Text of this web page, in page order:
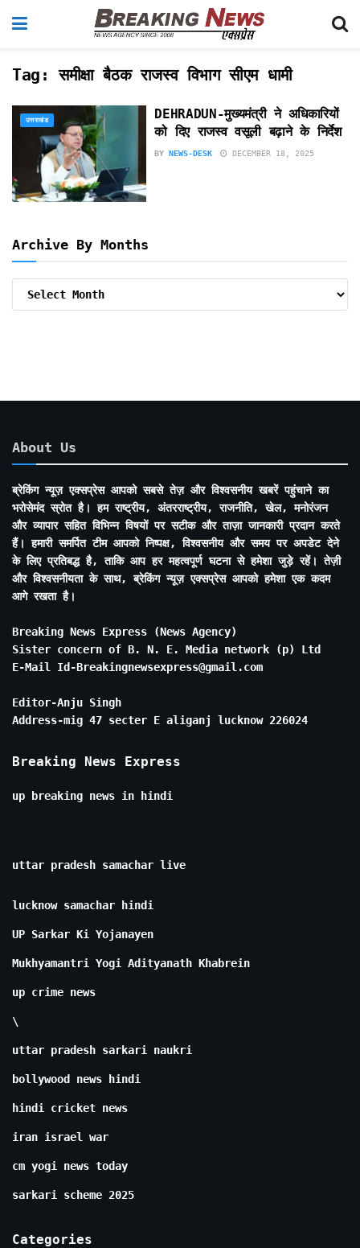
Tag:समीक्षा बैठक राजस्व विभाग सीएम धामी
उत्तराखंड
DEHRADUN-मुख्यमंत्री ने अधिकारियों
को दिए राजस्व वसूली बढ़ाने के निर्देश
BY NEWS-DESK DECEMBER 18, 2025
Archive By Months
About Us
ब्रेकिंग न्यूज़ एक्सप्रेस आपको सबसे तेज़ और विश्वसनीय खबरें पहुंचाने का
भरोसेमंद स्रोत है। हम राष्ट्रीय, अंतरराष्ट्रीय, राजनीति, खेल, मनोरंजन
और व्यापार सहित विभिन्न विषयों पर सटीक और ताज़ा जानकारी प्रदान करते
हैं। हमारी समर्पित टीम आपको निष्पक्ष, विश्वसनीय और समय पर अपडेट देने
के लिए प्रतिबद्ध है, ताकि आप हर महत्वपूर्ण घटना से हमेशा जुड़े रहें। तेज़ी
और विश्वसनीयता के साथ, ब्रेकिंग न्यूज़ एक्सप्रेस आपको हमेशा एक कदम
आगे रखता है।
Breaking News Express (News Agency)
Sister concern of B. N. E. Media network (p) Ltd
E-Mail Id-Breakingnewsexpress@gmail.com
Editor-Anju Singh
Address-mig 47 secter E aliganj lucknow 226024
Breaking News Express
up breaking news in hindi
uttar pradesh samachar live
lucknow samachar hindi
UP Sarkar Ki Yojanayen
Mukhyamantri Yogi Adityanath Khabrein
up crime news
\
uttar pradesh sarkari naukri
bollywood news hindi
hindi cricket news
iran israel war
cm yogi news today
sarkari scheme 2025
Categories